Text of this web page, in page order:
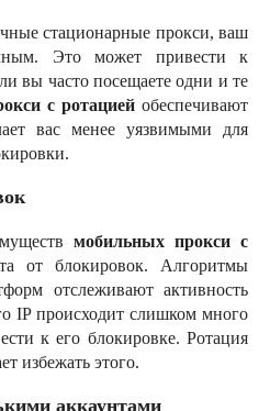
стационарные прокси, ваш
Это может привести к
вы часто посещаете одни и те
с ротациейобеспечивают
вас менее уязвимыми для
мобильных прокси с
от блокировок. Алгоритмы
отслеживают активность
IP происходит слишком много
к его блокировке. Ротация
избежать этого.
аккаунтами